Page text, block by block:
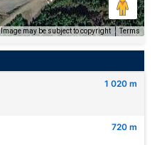
Image may be subject to copyright Terms
1 020 m
720 m